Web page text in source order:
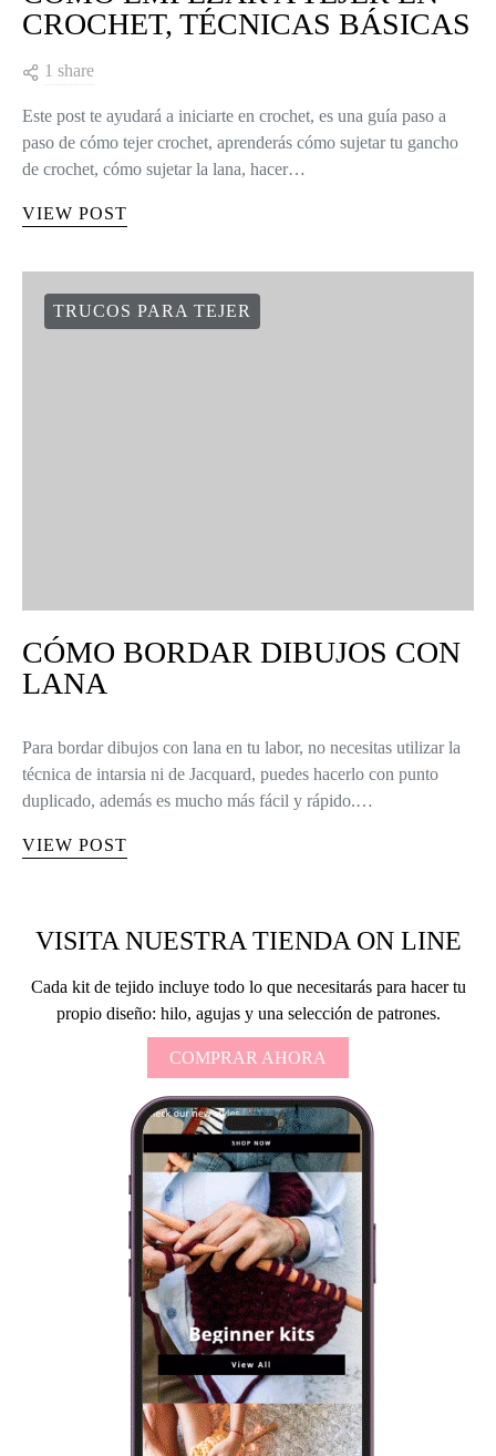
CROCHET, TÉCNICAS BÁSICAS
1 share
Este post te ayudará a iniciarte en crochet, es una guía paso a
paso de cómo tejer crochet, aprenderás cómo sujetar tu gancho
de crochet, cómo sujetar la lana, hacer…
VIEW POST
TRUCOS PARA TEJER
CÓMO BORDAR DIBUJOS CON
LANA
Para bordar dibujos con lana en tu labor, no necesitas utilizar la
técnica de intarsia ni de Jacquard, puedes hacerlo con punto
duplicado, además es mucho más fácil y rápido.…
VIEW POST
VISITA NUESTRA TIENDA ON LINE
Cada kit de tejido incluye todo lo que necesitarás para hacer tu
propio diseño: hilo, agujas y una selección de patrones.
COMPRAR AHORA